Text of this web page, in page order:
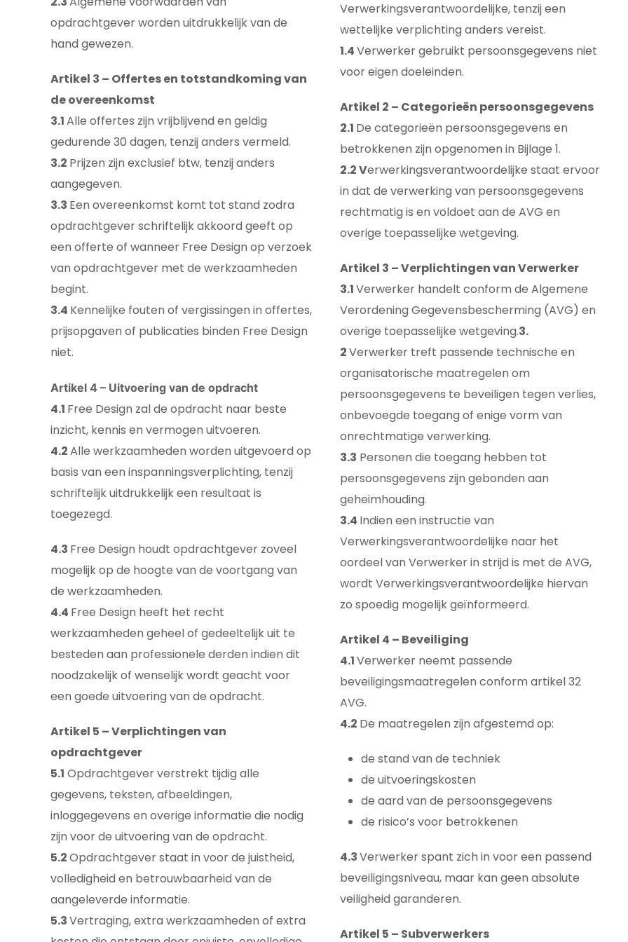
opdrachtgever worden uitdrukkelijk van de
hand gewezen.
Artikel 3 – Offertes en totstandkoming van
de overeenkomst
3.1Alle offertes zijn vrijblijvend en geldig
gedurende 30 dagen, tenzij anders vermeld.
3.2 Prijzen zijn exclusief btw, tenzij anders
aangegeven.
3.3 Een overeenkomst komt tot stand zodra
opdrachtgever schriftelijk akkoord geeft op
een offerte of wanneer Free Design op verzoek
van opdrachtgever met de werkzaamheden
begint.
3.4 Kennelijke fouten of vergissingen in offertes,
prijsopgaven of publicaties binden Free Design
niet.
Artikel 4 – Uitvoering van de opdracht
4.1 Free Design zal de opdracht naar beste
inzicht, kennis en vermogen uitvoeren.
4.2Alle werkzaamheden worden uitgevoerd op
basis van een inspanningsverplichting, tenzij
schriftelijk uitdrukkelijk een resultaat is
toegezegd.
4.3 Free Design houdt opdrachtgever zoveel
mogelijk op de hoogte van de voortgang van
de werkzaamheden.
4.4 Free Design heeft het recht
werkzaamheden geheel of gedeeltelijk uit te
besteden aan professionele derden indien dit
noodzakelijk of wenselijk wordt geacht voor
een goede uitvoering van de opdracht.
Artikel 5 – Verplichtingen van
opdrachtgever
5.1 Opdrachtgever verstrekt tijdig alle
gegevens, teksten, afbeeldingen,
inloggegevens en overige informatie die nodig
zijn voor de uitvoering van de opdracht.
5.2Opdrachtgever staat in voor de juistheid,
volledigheid en betrouwbaarheid van de
aangeleverde informatie.
5.3Vertraging, extra werkzaamheden of extra
Verwerkingsverantwoordelijke, tenzij een
wettelijke verplichting anders vereist.
1.4Verwerker gebruikt persoonsgegevens niet
voor eigen doeleinden.
Artikel 2 – Categorieën persoonsgegevens
2.1 De categorieën persoonsgegevens en
betrokkenen zijn opgenomen in Bijlage 1.
2.2 Verwerkingsverantwoordelijke staat ervoor
in dat de verwerking van persoonsgegevens
rechtmatig is en voldoet aan de AVG en
overige toepasselijke wetgeving.
Artikel 3 – Verplichtingen van Verwerker
3.1Verwerker handelt conform de Algemene
Verordening Gegevensbescherming (AVG) en
overige toepasselijke wetgeving.3.
2Verwerker treft passende technische en
organisatorische maatregelen om
persoonsgegevens te beveiligen tegen verlies,
onbevoegde toegang of enige vorm van
onrechtmatige verwerking.
3.3 Personen die toegang hebben tot
persoonsgegevens zijn gebonden aan
geheimhouding.
3.4 Indien een instructie van
Verwerkingsverantwoordelijke naar het
oordeel van Verwerker in strijd is met de AVG,
wordt Verwerkingsverantwoordelijke hiervan
zo spoedig mogelijk geïnformeerd.
Artikel 4 – Beveiliging
4.1Verwerker neemt passende
beveiligingsmaatregelen conform artikel 32
AVG.
4.2 De maatregelen zijn afgestemd op:
de stand van de techniek
de uitvoeringskosten
de aard van de persoonsgegevens
de risico’s voor betrokkenen
4.3Verwerker spant zich in voor een passend
beveiligingsniveau, maar kan geen absolute
veiligheid garanderen.
Artikel 5 – Subverwerkers